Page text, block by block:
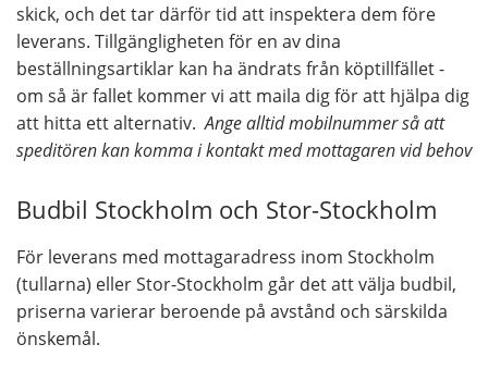
skick, och det tar därför tid att inspektera dem före
leverans. Tillgängligheten för en av dina
beställningsartiklar kan ha ändrats från köptillfället -
om så är fallet kommer vi att maila dig för att hjälpa dig
att hitta ett alternativ.Ange alltid mobilnummer så att
speditören kan komma i kontakt med mottagaren vid behov
Budbil Stockholm och Stor-Stockholm
För leverans med mottagaradress inom Stockholm
(tullarna) eller Stor-Stockholm går det att välja budbil,
priserna varierar beroende på avstånd och särskilda
önskemål.